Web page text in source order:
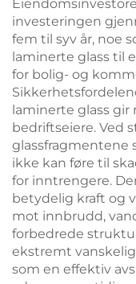
investeringen
fem til syv år, noe
laminerte glass til
for bolig- og
laminerte glass gir
bedriftseiere. Ved
glassfragmentene
ikke kan føre til
for inntrengere.
betydelig kraft og
mot innbrudd,
forbedrede
ekstremt
som en effektiv